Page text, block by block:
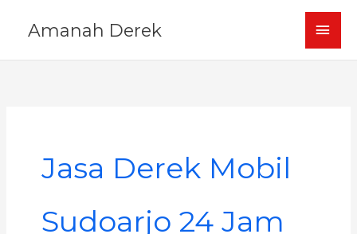
Amanah Derek
Jasa Derek Mobil
Sudoarjo 24 Jam